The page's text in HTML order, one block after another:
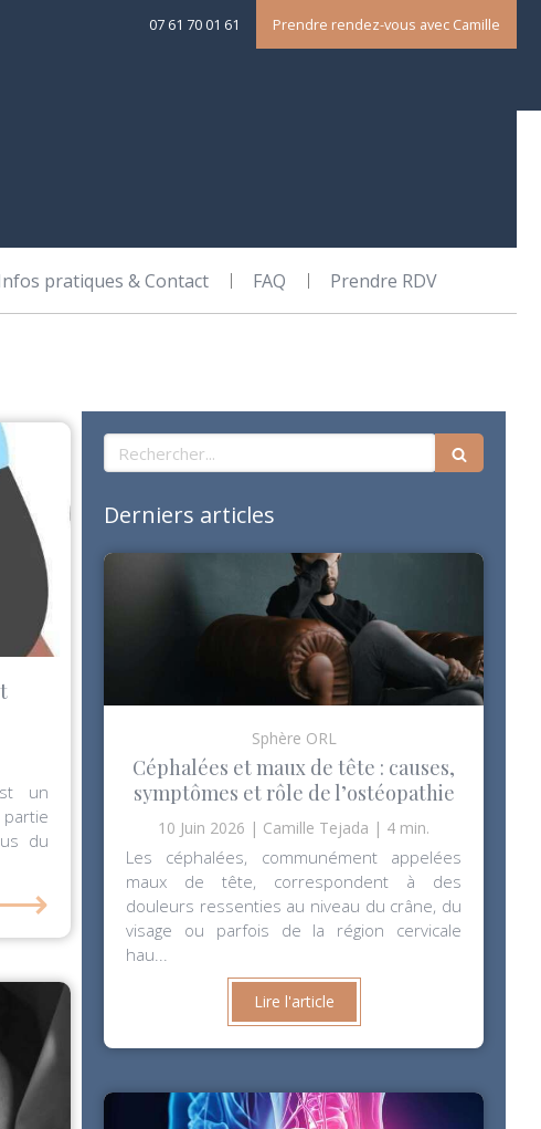
Prendre rendez-vous avec Camille
07 61 70 01 61
pratiques & Contact FAQ Prendre RDV
un
du
Rechercher
Derniers articles
Sphère ORL
Céphalées et maux de tête : causes,
symptômes et rôle de l’ostéopathie
10 Juin 2026 Camille Tejada 4 min.
Les céphalées, communément appelées
maux de tête, correspondent à des
douleurs ressenties au niveau du crâne, du
visage ou parfois de la région cervicale
hau...
Lire l'article